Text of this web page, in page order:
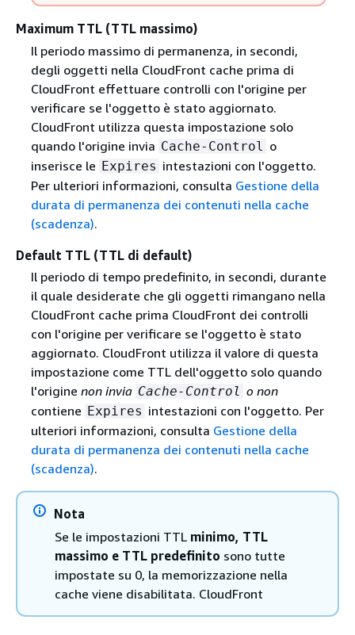
Maximum TTL (TTL massimo)
Il periodo massimo di permanenza, in secondi,
degli oggetti nella CloudFront cache prima di
CloudFront effettuare controlli con l'origine per
verificare se l'oggetto è stato aggiornato.
CloudFront utilizza questa impostazione solo
quando l'origine invia Cache-Control
o
inserisce le Expires intestazioni con l'oggetto.
Per ulteriori informazioni, consulta Gestione della
durata di permanenza dei contenuti nella cache
(scadenza).
Default TTL (TTL di default)
Il periodo di tempo predefinito, in secondi, durante
il quale desiderate che gli oggetti rimangano nella
CloudFront cache prima CloudFront dei controlli
con l'origine per verificare se l'oggetto è stato
aggiornato. CloudFront utilizza il valore di questa
impostazione come TTL dell'oggetto solo quando
l'origine non invia Cache-Control o non
contiene Expires intestazioni con l'oggetto. Per
ulteriori informazioni, consulta Gestione della
durata di permanenza dei contenuti nella cache
(scadenza).
Nota
Se le impostazioni TTL minimo, TTL
massimo e TTL predefinito sono tutte
impostate su 0, la memorizzazione nella
cache viene disabilitata. CloudFront